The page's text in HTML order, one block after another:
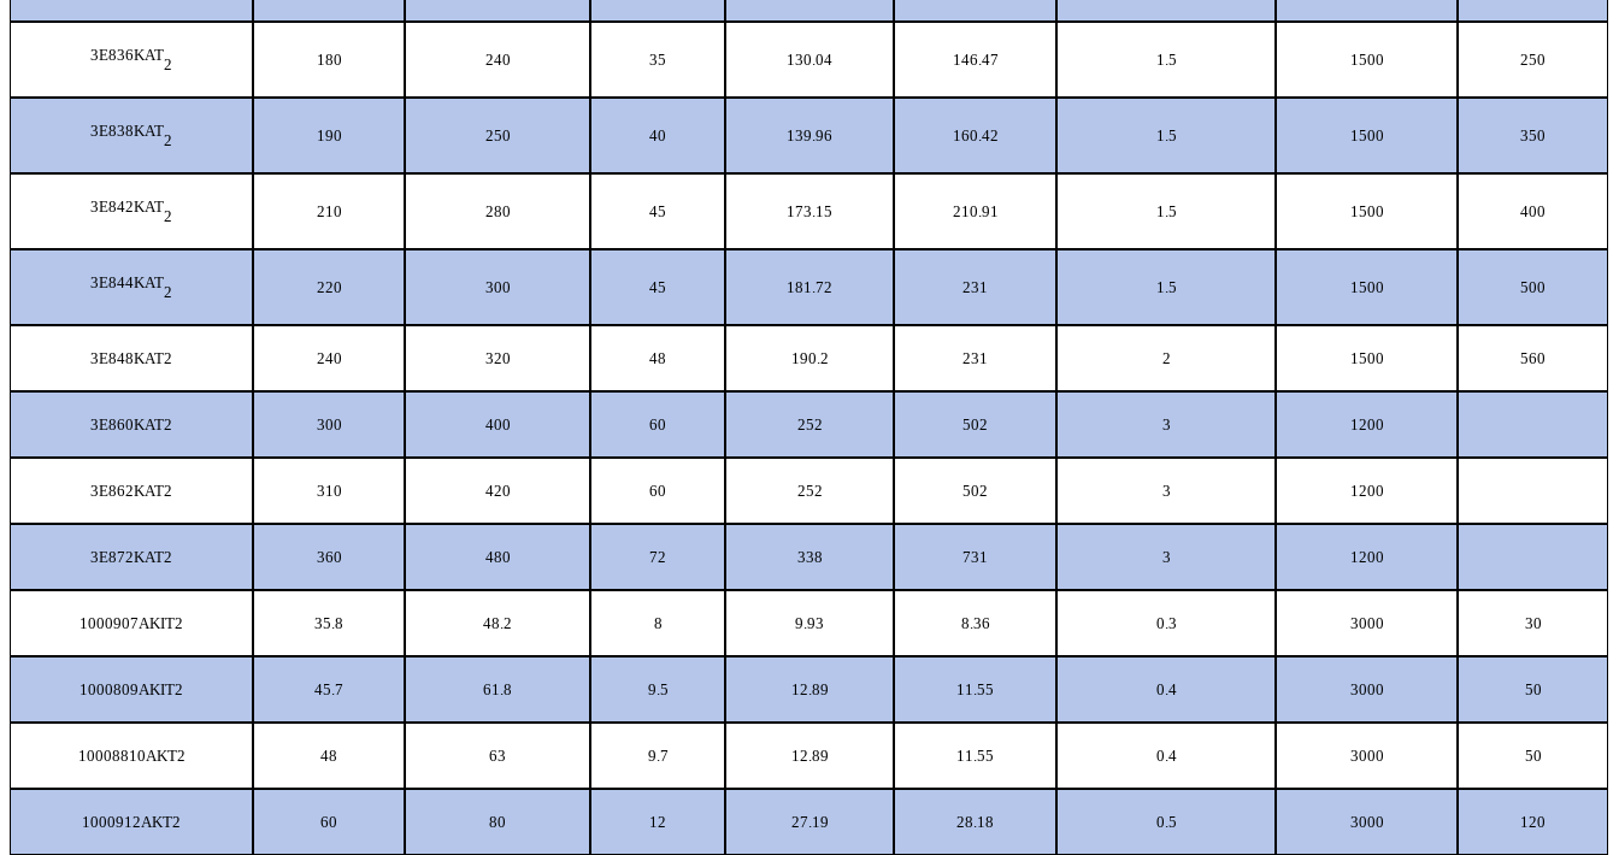
3E836KAT
2 180 240 35 130.04 146.47 1.5 1500 250
3E838KAT
2 190 250 40 139.96 160.42 1.5 1500 350
3E842KAT
2 210 280 45 173.15 210.91 1.5 1500 400
3E844KAT
2 220 300 45 181.72 231 1.5 1500 500
3E848KAT2 240 320 48 190.2 231 2 1500 560
3E860KAT2 300 400 60 252 502 3 1200
3E862KAT2 310 420 60 252 502 3 1200
3E872KAT2 360 480 72 338 731 3 1200
1000907AKIT2 35.8 48.2 8 9.93 8.36 0.3 3000 30
1000809AKIT2 45.7 61.8 9.5 12.89 11.55 0.4 3000 50
10008810AKT2 48 63 9.7 12.89 11.55 0.4 3000 50
1000912AKT2 60 80 12 27.19 28.18 0.5 3000 120